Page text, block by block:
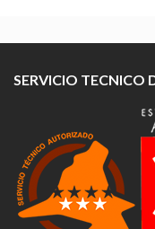
SERVICIO TECNICO